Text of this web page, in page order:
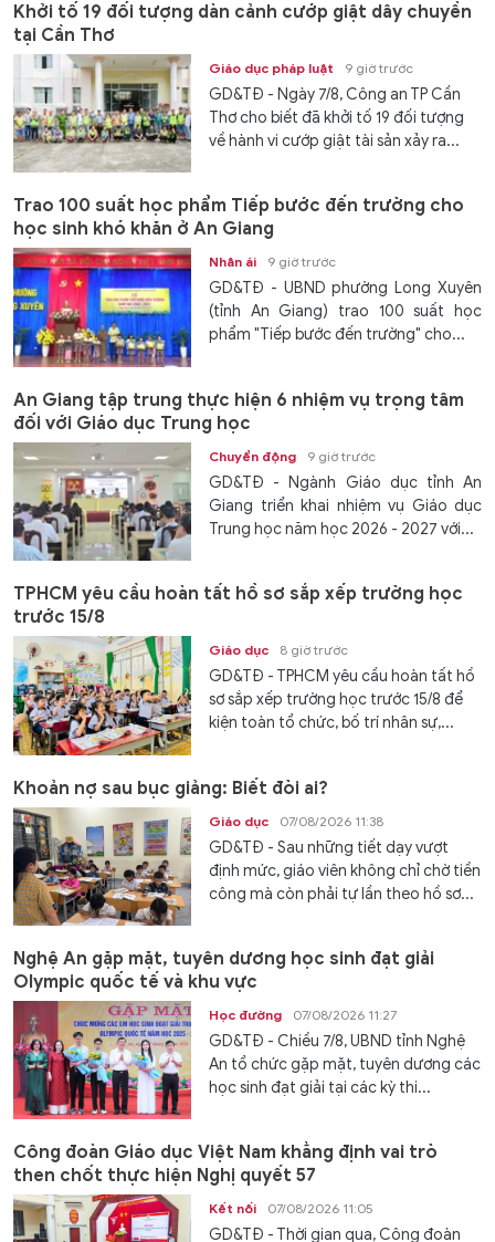
Khởi tố 19 đối tượng dàn cảnh cướp giật dây chuyền
tại Cần Thơ
Giáo dục pháp luật 9 giờ trước
GD&TĐ - Ngày 7/8, Công an TP Cần
Thơ cho biết đã khởi tố 19 đối tượng
về hành vi cướp giật tài sản xảy ra...
Trao 100 suất học phẩm Tiếp bước đến trường cho
học sinh khó khăn ở An Giang
Nhân ái 9 giờ trước
GD&TĐ - UBND phường Long Xuyên
(tỉnh An Giang) trao 100 suất học
phẩm "Tiếp bước đến trường" cho...
An Giang tập trung thực hiện 6 nhiệm vụ trọng tâm
đối với Giáo dục Trung học
Chuyển động 9 giờ trước
GD&TĐ - Ngành Giáo dục tỉnh An
Giang triển khai nhiệm vụ Giáo dục
Trung học năm học 2026 - 2027 với...
TPHCM yêu cầu hoàn tất hồ sơ sắp xếp trường học
trước 15/8
Giáo dục 8 giờ trước
GD&TĐ - TPHCM yêu cầu hoàn tất hồ
sơ sắp xếp trường học trước 15/8 để
kiện toàn tổ chức, bố trí nhân sự,...
Khoản nợ sau bục giảng: Biết đòi ai?
Giáo dục 07/08/2026 11:38
GD&TĐ - Sau những tiết dạy vượt
định mức, giáo viên không chỉ chờ tiền
công mà còn phải tự lần theo hồ sơ...
Nghệ An gặp mặt, tuyên dương học sinh đạt giải
Olympic quốc tế và khu vực
Học đường 07/08/2026 11:27
GD&TĐ - Chiều 7/8, UBND tỉnh Nghệ
An tổ chức gặp mặt, tuyên dương các
học sinh đạt giải tại các kỳ thi...
Công đoàn Giáo dục Việt Nam khẳng định vai trò
then chốt thực hiện Nghị quyết 57
Kết nối 07/08/2026 11:05
GD&TĐ - Thời gian qua, Công đoàn